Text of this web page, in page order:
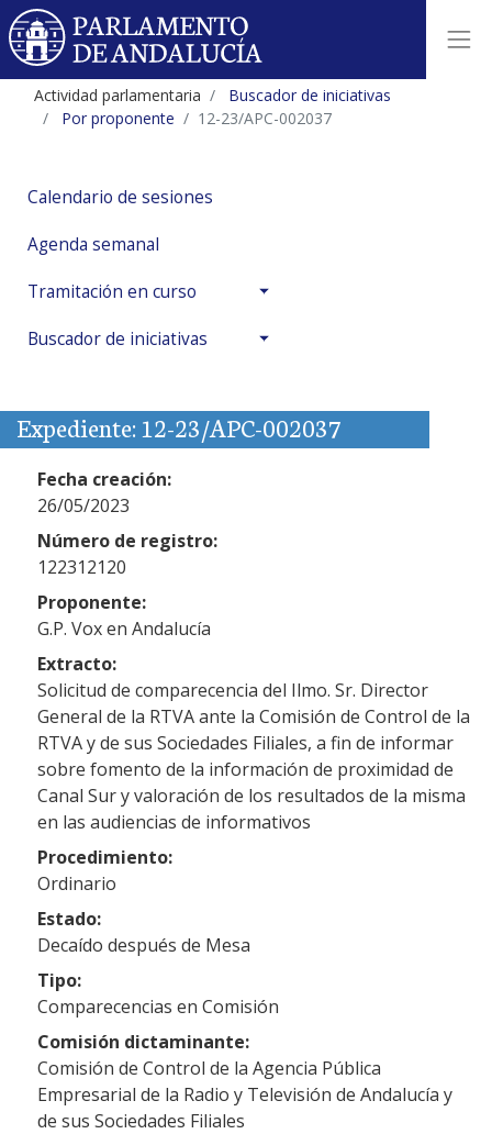
Actividad parlamentaria
Buscador de iniciativas
Por proponente
12-23/APC-002037
Calendario de sesiones
Agenda semanal
Tramitación en curso
Buscador de iniciativas
Expediente: 12-23/APC-002037
Fecha creación:
26/05/2023
Número de registro:
122312120
Proponente:
G.P. Vox en Andalucía
Extracto:
Solicitud de comparecencia del Ilmo. Sr. Director
General de la RTVA ante la Comisión de Control de la
RTVA y de sus Sociedades Filiales, a fin de informar
sobre fomento de la información de proximidad de
Canal Sur y valoración de los resultados de la misma
en las audiencias de informativos
Procedimiento:
Ordinario
Estado:
Decaído después de Mesa
Tipo:
Comparecencias en Comisión
Comisión dictaminante:
Comisión de Control de la Agencia Pública
Empresarial de la Radio y Televisión de Andalucía y
de sus Sociedades Filiales